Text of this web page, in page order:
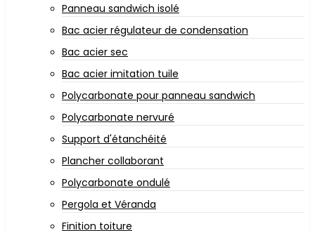
Panneau sandwich isolé
Bac acier régulateur de condensation
Bac acier sec
Bac acier imitation tuile
Polycarbonate pour panneau sandwich
Polycarbonate nervuré
Support d'étanchéité
Plancher collaborant
Polycarbonate ondulé
Pergola et Véranda
Finition toiture